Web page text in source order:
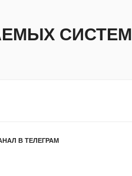
СИСТЕМ
В ТЕЛЕГРАМ